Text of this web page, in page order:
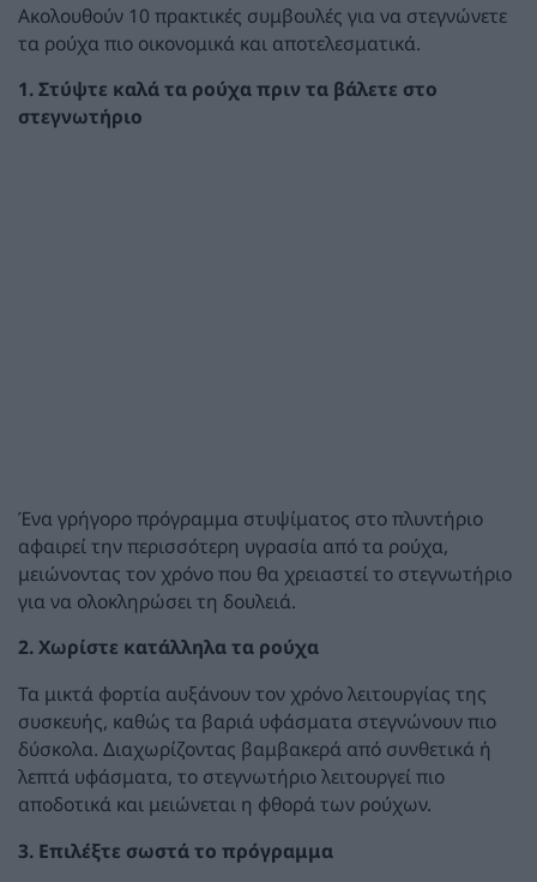
Ακολουθούν 10 πρακτικές συμβουλές για να στεγνώνετε
τα ρούχα πιο οικονομικά και αποτελεσματικά.
1. Στύψτε καλά τα ρούχα πριν τα βάλετε στο
στεγνωτήριο
Ένα γρήγορο πρόγραμμα στυψίματος στο πλυντήριο
αφαιρεί την περισσότερη υγρασία από τα ρούχα,
μειώνοντας τον χρόνο που θα χρειαστεί το στεγνωτήριο
για να ολοκληρώσει τη δουλειά.
2. Χωρίστε κατάλληλα τα ρούχα
Τα μικτά φορτία αυξάνουν τον χρόνο λειτουργίας της
συσκευής, καθώς τα βαριά υφάσματα στεγνώνουν πιο
δύσκολα. Διαχωρίζοντας βαμβακερά από συνθετικά ή
λεπτά υφάσματα, το στεγνωτήριο λειτουργεί πιο
αποδοτικά και μειώνεται η φθορά των ρούχων.
3. Επιλέξτε σωστά το πρόγραμμα